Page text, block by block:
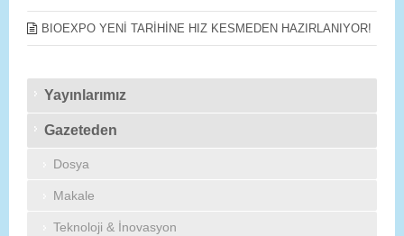
BIOEXPO YENİ TARİHİNE HIZ KESMEDEN HAZIRLANIYOR!
Yayınlarımız
Gazeteden
Dosya
Makale
Teknoloji & İnovasyon